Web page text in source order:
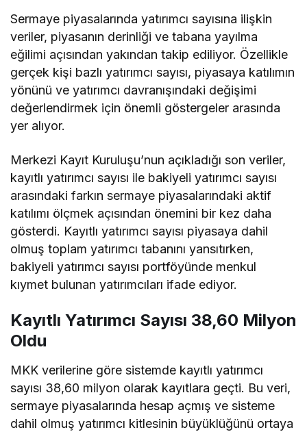
Sermaye piyasalarında yatırımcı sayısına ilişkin
veriler, piyasanın derinliği ve tabana yayılma
eğilimi açısından yakından takip ediliyor. Özellikle
gerçek kişi bazlı yatırımcı sayısı, piyasaya katılımın
yönünü ve yatırımcı davranışındaki değişimi
değerlendirmek için önemli göstergeler arasında
yer alıyor.
Merkezi Kayıt Kuruluşu’nun açıkladığı son veriler,
kayıtlı yatırımcı sayısı ile bakiyeli yatırımcı sayısı
arasındaki farkın sermaye piyasalarındaki aktif
katılımı ölçmek açısından önemini bir kez daha
gösterdi. Kayıtlı yatırımcı sayısı piyasaya dahil
olmuş toplam yatırımcı tabanını yansıtırken,
bakiyeli yatırımcı sayısı portföyünde menkul
kıymet bulunan yatırımcıları ifade ediyor.
Kayıtlı Yatırımcı Sayısı 38,60 Milyon
Oldu
MKK verilerine göre sistemde kayıtlı yatırımcı
sayısı 38,60 milyon olarak kayıtlara geçti. Bu veri,
sermaye piyasalarında hesap açmış ve sisteme
dahil olmuş yatırımcı kitlesinin büyüklüğünü ortaya